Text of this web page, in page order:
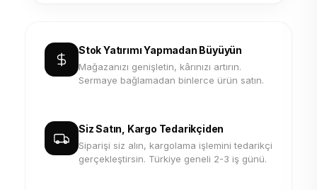
Stok Yatırımı Yapmadan Büyüyün
Mağazanızı genişletin, kârınızı artırın.
Sermaye bağlamadan binlerce ürün satın.
Siz Satın, Kargo Tedarikçiden
Siparişi siz alın, kargolama işlemini tedarikçi
gerçekleştirsin. Türkiye geneli 2-3 iş günü.